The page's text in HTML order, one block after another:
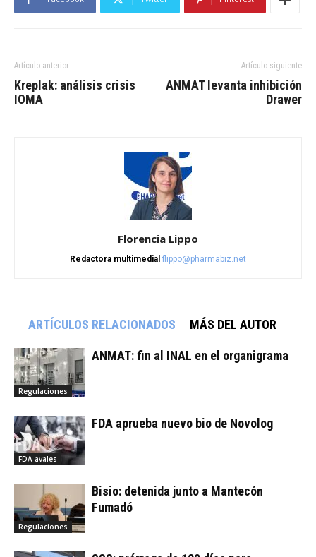
Artículo anterior
Kreplak: análisis crisis
IOMA
Artículo siguiente
ANMAT levanta inhibición
Drawer
Florencia Lippo
Redactora multimedial flippo@pharmabiz.net
ARTÍCULOS RELACIONADOS MÁS DEL AUTOR
Regulaciones
ANMAT: fin al INAL en el organigrama
FDA avales
FDA aprueba nuevo bio de Novolog
Regulaciones
Bisio: detenida junto a Mantecón
Fumadó